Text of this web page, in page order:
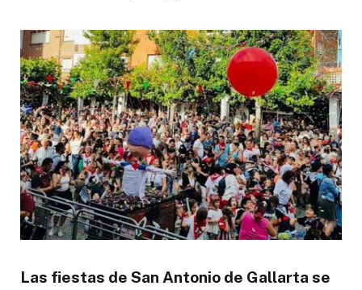
Las fiestas de San Antonio de Gallarta se